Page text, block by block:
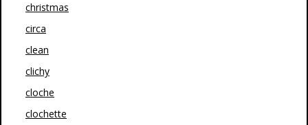
christmas
circa
clean
clichy
cloche
clochette